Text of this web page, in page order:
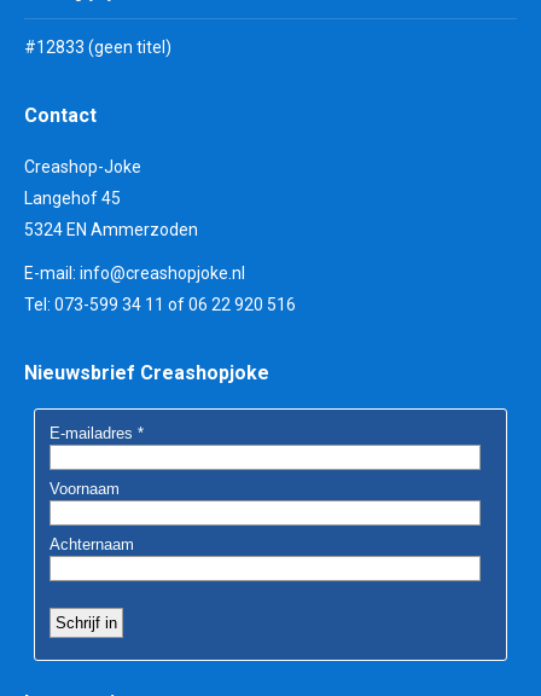
#12833 (geen titel)
Contact
Creashop-Joke
Langehof 45
5324 EN Ammerzoden
E-mail: info@creashopjoke.nl
Tel: 073-599 34 11 of 06 22 920 516
Nieuwsbrief Creashopjoke